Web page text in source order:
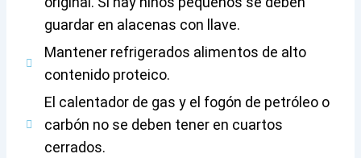
guardar en alacenas con llave.
Mantener refrigerados alimentos de alto
contenido proteico.
El calentador de gas y el fogón de petróleo o
carbón no se deben tener en cuartos
cerrados.